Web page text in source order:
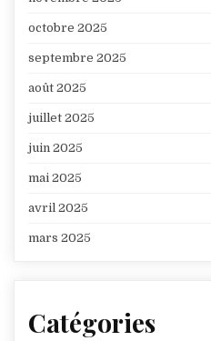
octobre 2025
septembre 2025
août 2025
juillet 2025
juin 2025
mai 2025
avril 2025
mars 2025
Catégories